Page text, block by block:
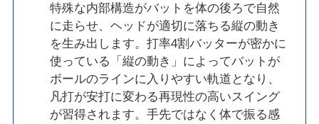
特殊な内部構造がバットを体の後ろで自然
に走らせ、ヘッドが適切に落ちる縦の動き
を生み出します。打率4割バッターが密かに
使っている「縦の動き」によってバットが
ボールのラインに入りやすい軌道となり、
凡打が安打に変わる再現性の高いスイング
が習得されます。手先ではなく体で振る感